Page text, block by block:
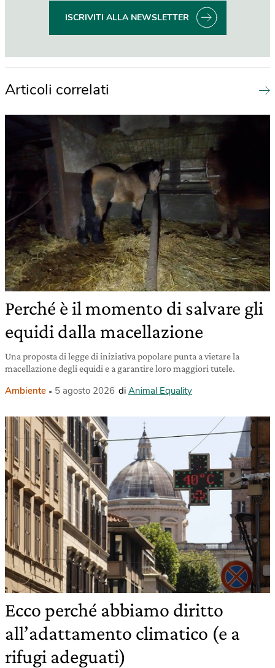
ISCRIVITI ALLA NEWSLETTER
Articoli correlati
Perché è il momento di salvare gli
equidi dalla macellazione
Una proposta di legge di iniziativa popolare punta a vietare la
macellazione degli equidi e a garantire loro maggiori tutele.
Ambiente 5 agosto 2026 di Animal Equality
Ecco perché abbiamo diritto
all’adattamento climatico (e a
rifugi adeguati)